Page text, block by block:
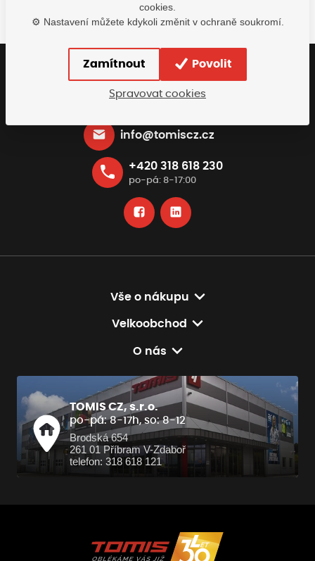
Buďte s námi v kontaktu
Rádi vám pomůžeme najít nejvhodnější řešení
info@tomiscz.cz
+420 318 618 230
po-pá: 8-17:00
Vše o nákupu
Velkoobchod
O nás
TOMIS CZ, s.r.o.
po-pá: 8-17h, so: 8-12
Brodská 654
261 01 Příbram V-Zdaboř
telefon: 318 618 121
cookies.
⚙️ Nastavení můžete kdykoli změnit v ochraně soukromí.
Zamítnout Povolit
Spravovat cookies